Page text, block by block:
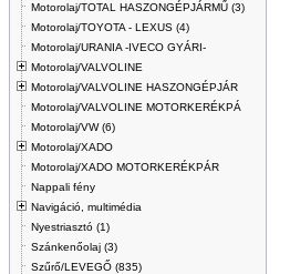
Motorolaj/TOTAL HASZONGÉPJÁRMŰ (3)
Motorolaj/TOYOTA - LEXUS (4)
Motorolaj/URANIA -IVECO GYÁRI-
Motorolaj/VALVOLINE
Motorolaj/VALVOLINE HASZONGÉPJÁR
Motorolaj/VALVOLINE MOTORKERÉKPÁ
Motorolaj/VW (6)
Motorolaj/XADO
Motorolaj/XADO MOTORKERÉKPÁR
Nappali fény
Navigáció, multimédia
Nyestriasztó (1)
Szánkenőolaj (3)
Szűrő/LEVEGŐ (835)